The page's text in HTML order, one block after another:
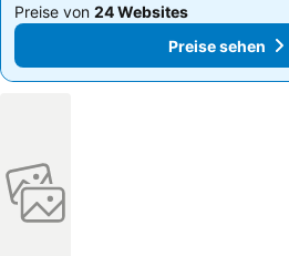
Preise von 24 Websites
Preise sehen
Preise von 24 Websites
Preise sehen